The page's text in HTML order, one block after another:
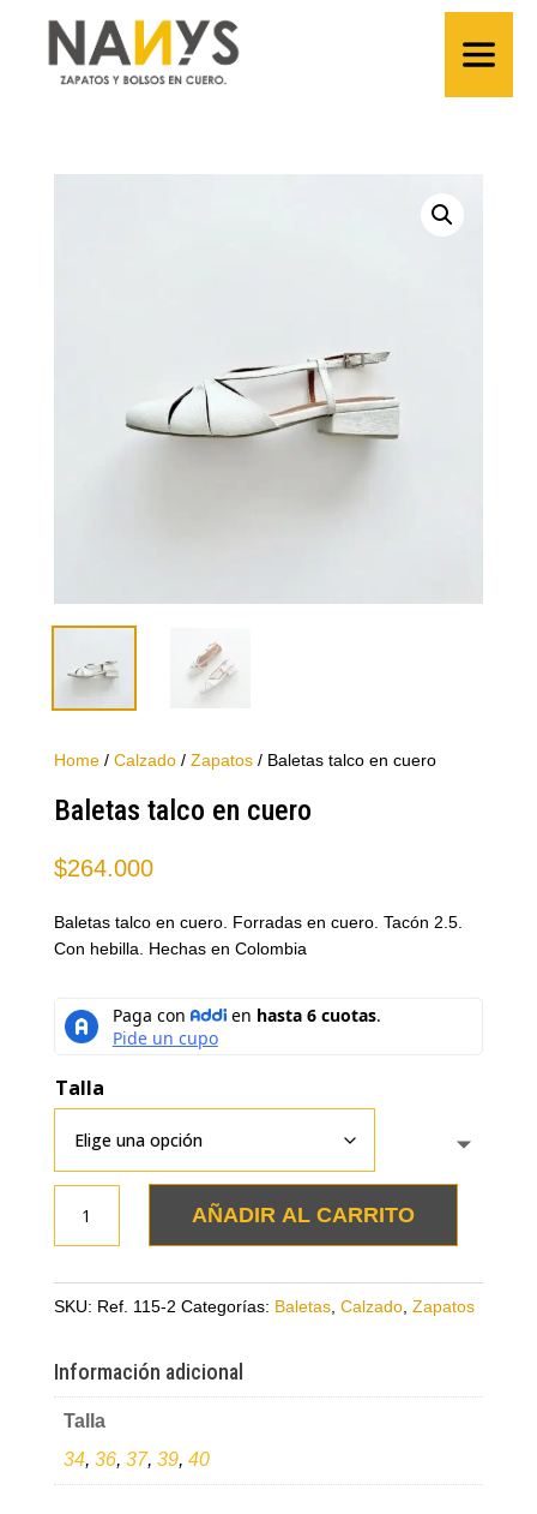
Home/ Calzado/ Zapatos/ Baletas talco en cuero
Baletas talco en cuero
$264.000
Baletas talco en cuero. Forradas en cuero. Tacón 2.5.
Con hebilla. Hechas en Colombia
Talla
cuero
AÑADIR AL CARRITO
SKU: Ref. 115-2 Categorías: Baletas, Calzado, Zapatos
Información adicional
Talla
34, 36, 37, 39, 40